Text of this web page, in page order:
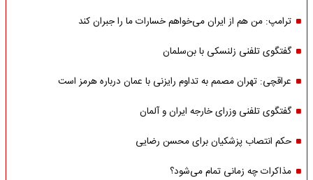
ترامپ: من هم از ایران می‌خواهم خسارات ما را جبران کند
گفتگوی تلفنی زلنسکی با بن‌سلمان
عراقچی: تهران مصمم به تداوم رایزنی با عمان درباره هرمز است
گفتگوی تلفنی وزرای خارجه ایران و آلمان
حکم انتصاب پزشکیان برای محسن رضایی
مذاکرات چه زمانی تمام می‌شود؟